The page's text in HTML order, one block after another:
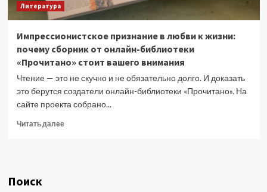
Литература
Импрессионистское признание в любви к жизни:
почему сборник от онлайн-библиотеки
«Прочитано» стоит вашего внимания
Чтение — это не скучно и не обязательно долго. И доказать
это берутся создатели онлайн-библиотеки «Прочитано». На
сайте проекта собрано...
Читать далееПрочитать
Поиск